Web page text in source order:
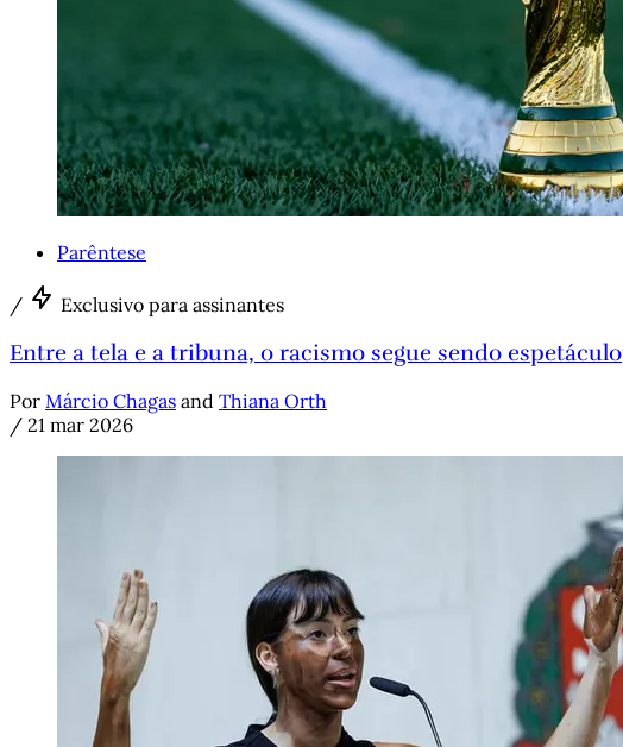
Parêntese
/ Exclusivo para assinantes
Entre a tela e a tribuna, o racismo segue sendo espetáculo
Por Márcio Chagas and Thiana Orth
/ 21 mar 2026